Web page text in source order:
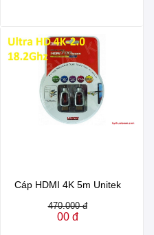
Cáp HDMI 4K 5m Unitek
470.000 đ
00 đ